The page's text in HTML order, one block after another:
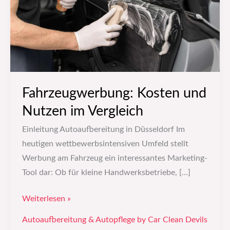
Fahrzeugwerbung: Kosten und
Nutzen im Vergleich
Einleitung Autoaufbereitung in Düsseldorf Im
heutigen wettbewerbsintensiven Umfeld stellt
Werbung am Fahrzeug ein interessantes Marketing-
Tool dar: Ob für kleine Handwerksbetriebe, […]
Vergleich
Weiterlesen »
Autoaufbereitung & Autopflege by Car Clean Devils